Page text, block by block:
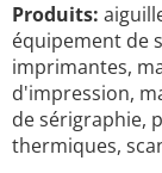
Produits:
équipement de
imprimantes,
d'impression,
de sérigraphie,
thermiques,